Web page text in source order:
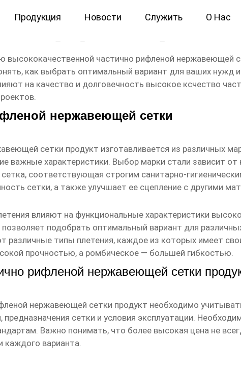
Продукция Новости Служить О Нас
рифленая
высококачественной частично рифленой нержавеющей
как выбрать оптимальный вариант для ваших
на качество и долговечность высокое ксчество
нержавеющей сетки
сетки продукт изготавливается из различных
важные характеристики. Выбор марки стали зависит
соответствующая строгим санитарно-
сетки, а также улучшает ее сцепление с другими
влияют на функциональные характеристики
подобрать оптимальный вариант для
различные типы плетения, каждое из которых имеет
прочностью, а ромбическое — большей гибкостью.
рифленой нержавеющей сетки
нержавеющей сетки продукт необходимо
сетки и условия эксплуатации.
Важно понимать, что более высокая цена не
каждого варианта.